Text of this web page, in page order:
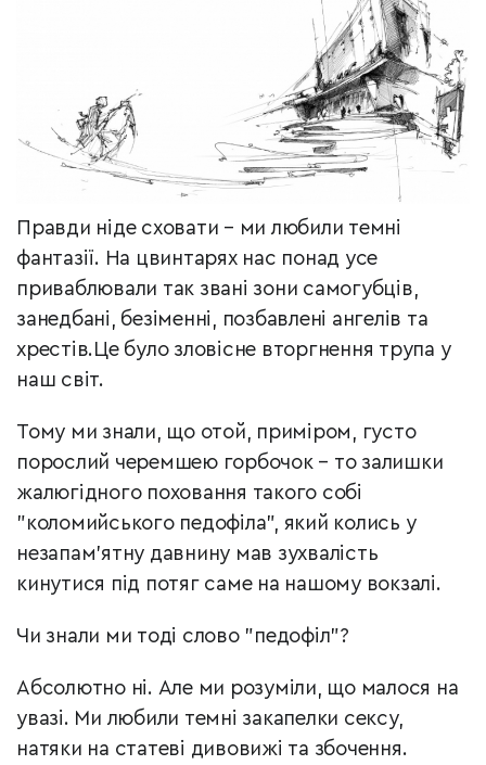
Правди ніде сховати – ми любили темні
фантазії. На цвинтарях нас понад усе
приваблювали так звані зони самогубців,
занедбані, безіменні, позбавлені ангелів та
хрестів. Це було зловісне вторгнення трупа у
наш світ.
Тому ми знали, що отой, приміром, густо
порослий черемшею горбочок – то залишки
жалюгідного поховання такого собі
"коломийського педофіла", який колись у
незапам’ятну давнину мав зухвалість
кинутися під потяг саме на нашому вокзалі.
Чи знали ми тоді слово "педофіл"?
Абсолютно ні. Але ми розуміли, що малося на
увазі. Ми любили темні закапелки сексу,
натяки на статеві дивовижі та збочення.